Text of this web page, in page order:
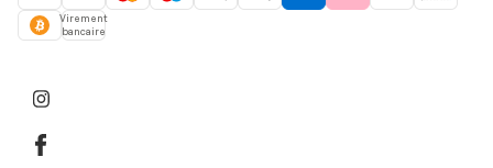
Virement
bancaire